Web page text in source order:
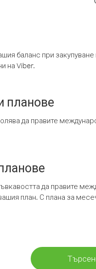
баланс при
на Viber.
планове
да правите
да правите
план. С плана за